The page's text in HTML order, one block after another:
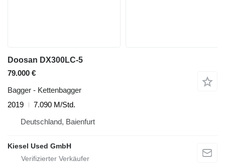
Doosan DX300LC-5
79.000 €
Bagger - Kettenbagger
2019
7.090 M/Std.
Deutschland, Baienfurt
Kiesel Used GmbH